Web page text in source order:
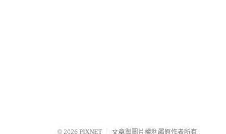
© 2026 PIXNET 文章與圖片權利屬原作者所有